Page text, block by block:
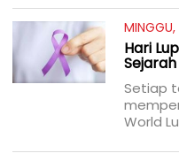
Hari
Setiap
World